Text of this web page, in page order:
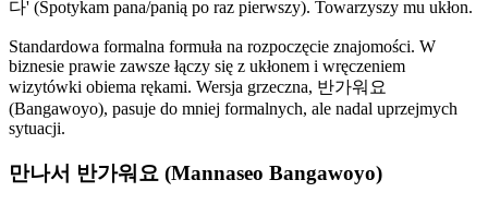
다' (Spotykam pana/panią po raz pierwszy). Towarzyszy mu ukłon.
Standardowa formalna formuła na rozpoczęcie znajomości. W
biznesie prawie zawsze łączy się z ukłonem i wręczeniem
wizytówki obiema rękami. Wersja grzeczna, 반가워요
(Bangawoyo), pasuje do mniej formalnych, ale nadal uprzejmych
sytuacji.
만나서 반가워요 (Mannaseo Bangawoyo)